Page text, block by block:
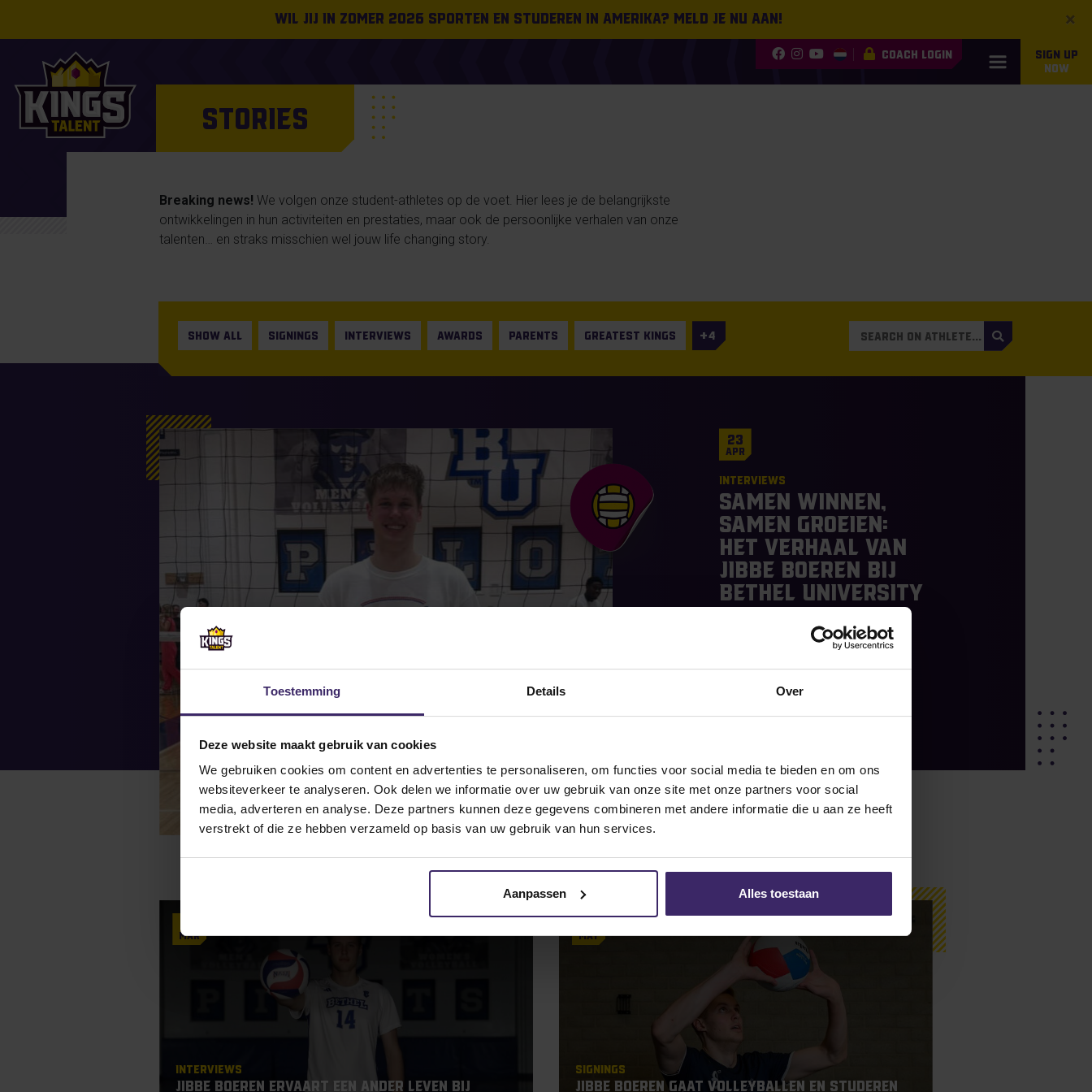
Toestemming Details Over
Deze website maakt gebruik van cookies
We gebruiken cookies om content en advertenties te personaliseren, om functies voor social media te bieden en om ons
websiteverkeer te analyseren. Ook delen we informatie over uw gebruik van onze site met onze partners voor social
media, adverteren en analyse. Deze partners kunnen deze gegevens combineren met andere informatie die u aan ze heeft
verstrekt of die ze hebben verzameld op basis van uw gebruik van hun services.
Aanpassen Alles toestaan
×
Wil jij in zomer 2026 sporten en studeren in Amerika? Meld je nu aan!
COACH LOGIN
SIGN UP
NOW
STORIES
Breaking news! We volgen onze student-athletes op de voet. Hier lees je de belangrijkste
ontwikkelingen in hun activiteiten en prestaties, maar ook de persoonlijke verhalen van onze
talenten… en straks misschien wel jouw life changing story.
SHOW ALL SIGNINGS INTERVIEWS AWARDS PARENTS GREATEST KINGS 4
23
Apr
Interviews
Samen winnen,
samen groeien:
het verhaal van
Jibbe Boeren bij
Bethel University
Share on social
Mar
Interviews
Jibbe Boeren ervaart een ander leven bij
May
Signings
Jibbe Boeren gaat volleyballen en studeren